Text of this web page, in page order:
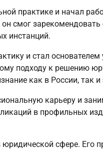
практике и начал
смог
инстанций.
и стал
подходу к решению
как в России, так
карьеру и
в профильных
сфере. Его